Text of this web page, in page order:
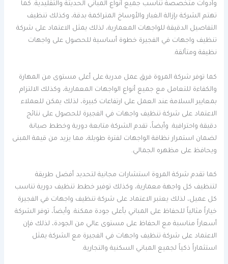
وأدوات متخصصة تناسب جميع أنواع المباني الحديثة والتقليدية. كما
تهتم الشركة بإزالة الغبار والأوساخ المتراكمة بدقة، وكذلك تنظيف
التفاصيل الدقيقة للواجهات المعمارية، لذلك يمثل الاعتماد على شركة
تنظيف واجهات في الفجيرة خطوة أساسية للحصول على واجهات
نظيفة ومتألقة.
كما توفر شركة المروة فرق عمل مدربة على أعلى مستوى من المهارة
والكفاءة للتعامل مع جميع أنواع الواجهات المعمارية، وكذلك الالتزام
بمعايير السلامة عند العمل على ارتفاعات كبيرة، لذلك يمكن للعملاء
الاعتماد على شركة تنظيف واجهات في الفجيرة للحصول على نتائج
دقيقة واحترافية. وأيضاً، تقدم الشركة متابعة دورية وخطط صيانة
لضمان استمرار نظافة الواجهات لفترة طويلة، مما يزيد من قيمة المبنى
ويحافظ على مظهره الجمالي.
كما تقدم شركة المروة استشارات مجانية لتحديد أفضل طريقة
لتنظيف كل واجهة معمارية، وكذلك توفير خطط تنظيف دورية تناسب
كل عميل، لذلك يعتبر الاعتماد على شركة تنظيف واجهات في الفجيرة
خياراً مثالياً للحفاظ على المباني بأعلى جودة ممكنة. وأيضاً، توفر الشركة
أسعاراً مناسبة مع الحفاظ على مستوى عالي من الجودة، لذلك فإن
الاعتماد على شركة تنظيف واجهات في الفجيرة مع الشركة يمثل
استثماراً ذكياً لجميع المباني السكنية والتجارية.